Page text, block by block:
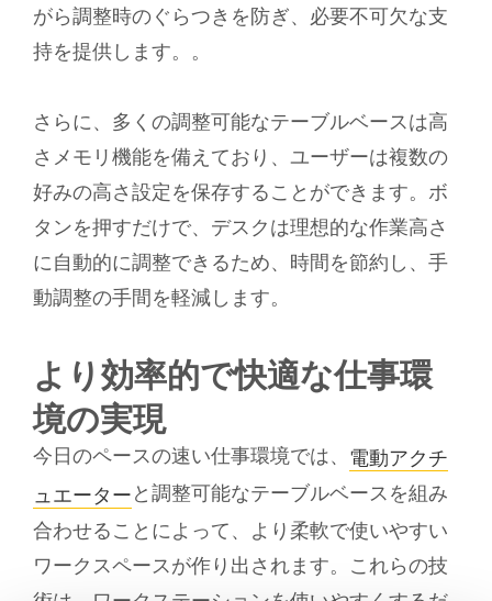
がら調整時のぐらつきを防ぎ、必要不可欠な支
持を提供します。。
さらに、多くの調整可能なテーブルベースは高
さメモリ機能を備えており、ユーザーは複数の
好みの高さ設定を保存することができます。ボ
タンを押すだけで、デスクは理想的な作業高さ
に自動的に調整できるため、時間を節約し、手
動調整の手間を軽減します。
より効率的で快適な仕事環
境の実現
今日のペースの速い仕事環境では、 電動アクチ
ュエーターと調整可能なテーブルベースを組み
合わせることによって、より柔軟で使いやすい
ワークスペースが作り出されます。これらの技